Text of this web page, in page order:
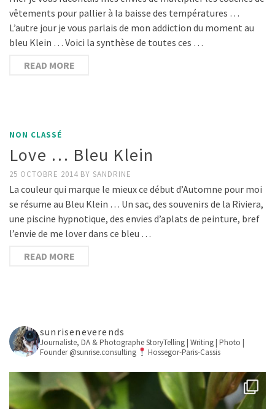
vêtements pour pallier à la baisse des températures …
L’autre jour je vous parlais de mon addiction du moment au
bleu Klein … Voici la synthèse de toutes ces …
READ MORE
NON CLASSÉ
Love … Bleu Klein
25 OCTOBRE 2014 BY SANDRINE
La couleur qui marque le mieux ce début d’Automne pour moi
se résume au Bleu Klein … Un sac, des souvenirs de la Riviera,
une piscine hypnotique, des envies d’aplats de peinture, bref
l’envie de me lover dans ce bleu …
READ MORE
sunriseneverends
Journaliste, DA & PhotographeStoryTelling | Writing | Photo |
Founder @sunrise.consulting
Hossegor-Paris-Cassis